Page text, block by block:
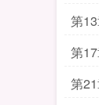
第
第
第